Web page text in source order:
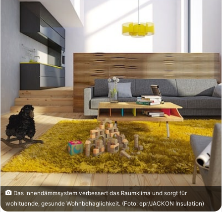
Das Innendämmsystem verbessert das Raumklima und sorgt für
wohltuende, gesunde Wohnbehaglichkeit. (Foto: epr/JACKON Insulation)